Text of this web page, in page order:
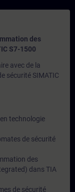
des
S7-1500
avec de la
sécurité SIMATIC
technologie
de sécurité
des
dans TIA
de sécurité